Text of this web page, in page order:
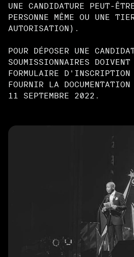
UNE CANDIDATURE PEUT-
PERSONNE MÊME OU UNE
AUTORISATION).
POUR DÉPOSER UNE
SOUMISSIONNAIRES
FORMULAIRE
FOURNIR LA
11 SEPTEMBRE 2022.